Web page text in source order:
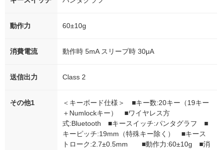
動作力 60±10g
消費電流 動作時 5mA スリープ時 30μA
送信出力 Class 2
その他1
＜キーボード仕様＞ ■キー数:20キー（19キー
＋Numlockキー） ■ワイヤレス方
式:Bluetooth ■キースイッチ:パンタグラフ ■
キーピッチ:19mm（特殊キー除く） ■キース
トローク:2.7±0.5mm ■動作力:60±10g ■消